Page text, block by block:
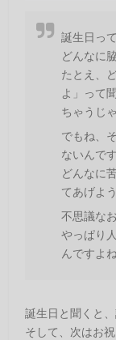
誕生日っ
どんなに
たとえ、
よ」って
ちゃうじ
でもね、
ないんです
どんなに
てあげよ
不思議な
やっぱり
んですよね
誕生日と聞くと
そして、次はお